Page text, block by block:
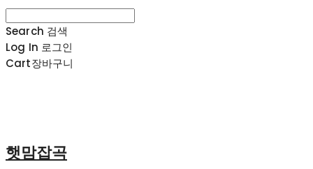
Search 검색
Log In 로그인
Cart장바구니
햇맘잡곡